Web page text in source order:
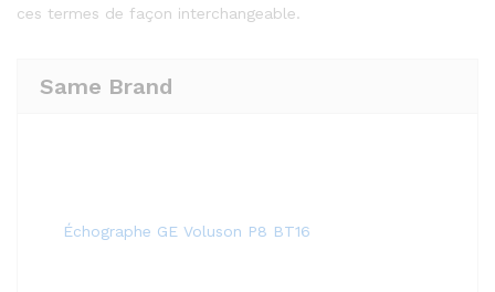
ces termes de façon interchangeable.
Same Brand
Échographe GE Voluson P8 BT16